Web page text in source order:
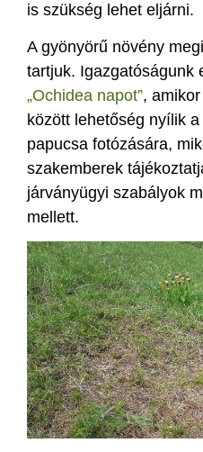
is szükség lehet eljárni.
A gyönyörű növény
tartjuk. Igazgatóságunk
„Ochidea napot”,
között lehetőség nyílik
papucsa fotózására,
szakemberek
járványügyi szabályok
mellett.